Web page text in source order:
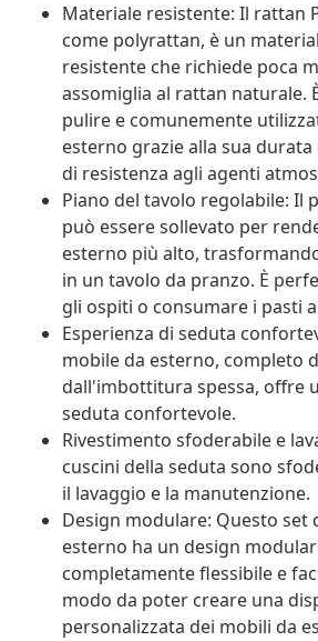
Materiale resistente: Il rattan
come polyrattan, è un
resistente che richiede poca
assomiglia al rattan naturale.
pulire e comunemente
esterno grazie alla sua
di resistenza agli agenti
Piano del tavolo regolabile: Il
può essere sollevato per
esterno più alto,
in un tavolo da pranzo. È
gli ospiti o consumare i pasti
Esperienza di seduta
mobile da esterno, completo
dall'imbottitura spessa, offre
seduta confortevole.
Rivestimento sfoderabile e
cuscini della seduta sono
il lavaggio e la manutenzione.
Design modulare: Questo set
esterno ha un design
completamente flessibile e
modo da poter creare una
personalizzata dei mobili da